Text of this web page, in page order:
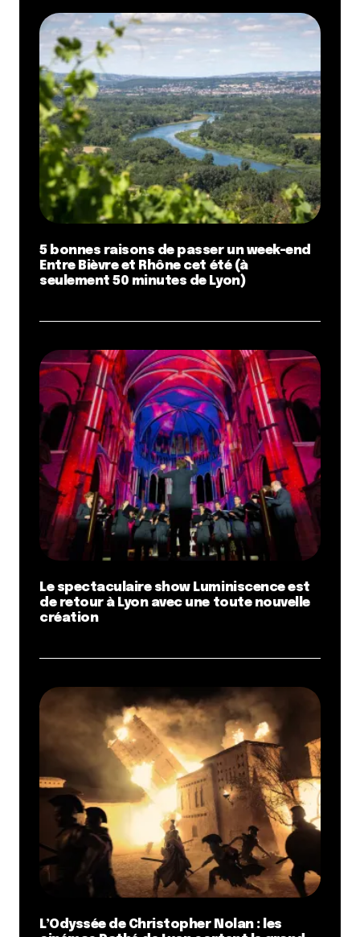
5 bonnes raisons de passer un week-end
Entre Bièvre et Rhône cet été (à
seulement 50 minutes de Lyon)
Le spectaculaire show Luminiscence est
de retour à Lyon avec une toute nouvelle
création
L’Odyssée de Christopher Nolan : les